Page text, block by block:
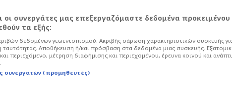
οι συνεργάτες μας επεξεργαζόμαστε δεδομένα προκειμένου
τα εξής:
δεδομένων γεωεντοπισμού. Ακριβής σάρωση χαρακτηριστικών συσκευής
ταυτότητας. Αποθήκευση ή/και πρόσβαση στα δεδομένα μιας συσκευής.
περιεχόμενο, μέτρηση διαφήμισης και περιεχομένου, έρευνα κοινού και
συνεργατών (προμηθευτές)